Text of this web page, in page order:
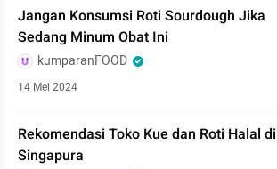
Jangan Konsumsi Roti Sourdough Jika
Sedang Minum Obat Ini
kumparanFOOD
14 Mei 2024
Rekomendasi Toko Kue dan Roti Halal di
Singapura